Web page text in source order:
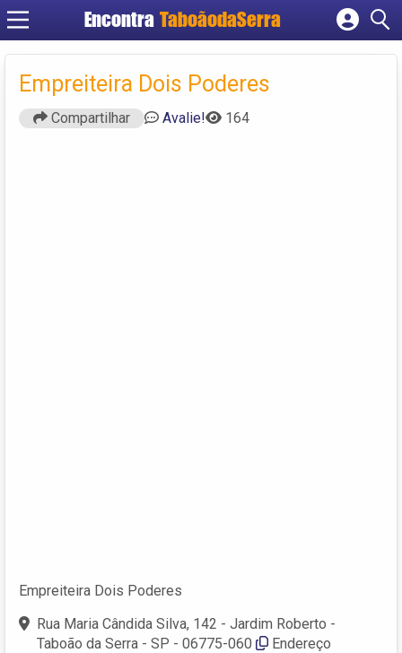
Encontra TaboãodaSerra
Cadastrar empresa
Criar conta
Empreiteira Dois Poderes
Compartilhar Avalie! 164
Empreiteira Dois Poderes
Rua Maria Cândida Silva, 142 - Jardim Roberto -
Taboão da Serra - SP - 06775-060
Endereço